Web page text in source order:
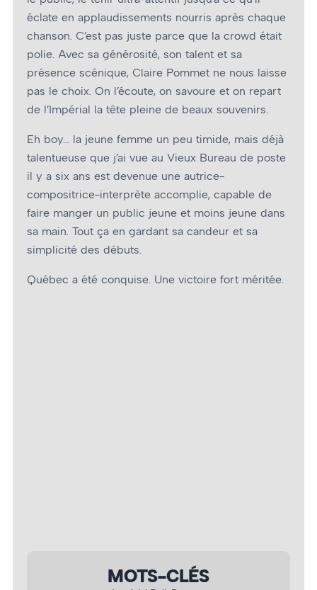
éclate en applaudissements nourris après chaque
chanson. C’est pas juste parce que la crowd était
polie. Avec sa générosité, son talent et sa
présence scénique, Claire Pommet ne nous laisse
pas le choix. On l’écoute, on savoure et on repart
de l’Impérial la tête pleine de beaux souvenirs.
Eh boy… la jeune femme un peu timide, mais déjà
talentueuse que j’ai vue au Vieux Bureau de poste
il y a six ans est devenue une autrice-
compositrice-interprète accomplie, capable de
faire manger un public jeune et moins jeune dans
sa main. Tout ça en gardant sa candeur et sa
simplicité des débuts.
Québec a été conquise. Une victoire fort méritée.
MOTS-CLÉS